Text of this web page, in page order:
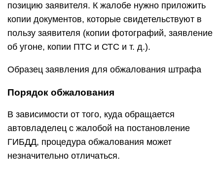
позицию заявителя. К жалобе нужно приложить
копии документов, которые свидетельствуют в
пользу заявителя (копии фотографий, заявление
об угоне, копии ПТС и СТС и т. д.).
Образец заявления для обжалования штрафа
Порядок обжалования
В зависимости от того, куда обращается
автовладелец с жалобой на постановление
ГИБДД, процедура обжалования может
незначительно отличаться.